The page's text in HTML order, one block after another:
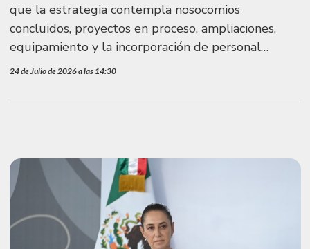
que la estrategia contempla nosocomios
concluidos, proyectos en proceso, ampliaciones,
equipamiento y la incorporación de personal
médico y de enfermería
24 de Julio de 2026 a las 14:30